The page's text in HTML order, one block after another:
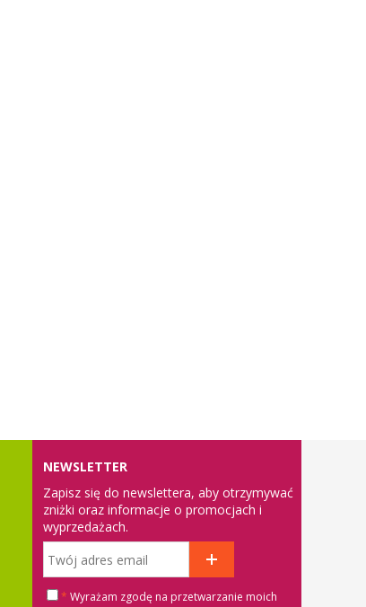
NEWSLETTER
Zapisz się do newslettera, aby otrzymywać
zniżki oraz informacje o promocjach i
wyprzedażach.
* Wyrażam zgodę na przetwarzanie moich